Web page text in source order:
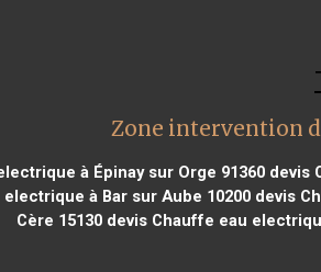
Zone intervention
à Épinay sur Orge 91360devis
à Bar sur Aube 10200 devis
Cère 15130devis Chauffe eau